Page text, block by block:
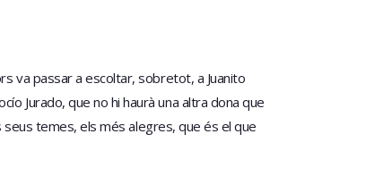
va passar a escoltar, sobretot, a Juanito
Jurado, que no hi haurà una altra dona que
temes, els més alegres, que és el que